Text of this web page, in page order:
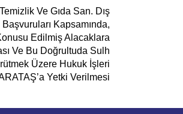
Ve Gıda San. Dış
Kapsamında,
Edilmiş Alacaklara
Ve Bu Doğrultuda Sulh
Üzere Hukuk İşleri
Yetki Verilmesi